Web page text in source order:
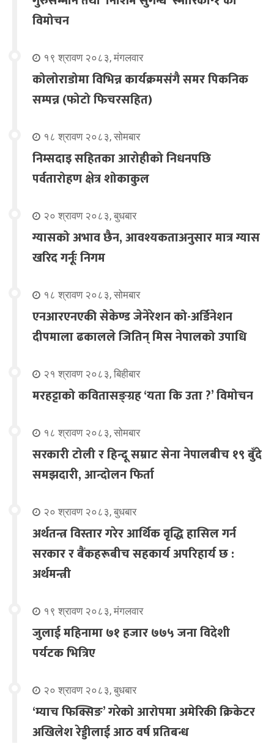
विमोचन
१९ श्रावण २०८३, मंगलवार
कोलोराडोमा विभिन्न कार्यक्रमसंगै समर पिकनिक
सम्पन्न (फोटो फिचरसहित)
१८ श्रावण २०८३, सोमबार
निम्सदाइ सहितका आरोहीको निधनपछि
पर्वतारोहण क्षेत्र शोकाकुल
२० श्रावण २०८३, बुधबार
ग्यासको अभाव छैन, आवश्यकताअनुसार मात्र ग्यास
खरिद गर्नूः निगम
१८ श्रावण २०८३, सोमबार
एनआरएनएकी सेकेण्ड जेनेरेशन को-अर्डिनेशन
दीपमाला ढकालले जितिन् मिस नेपालको उपाधि
२१ श्रावण २०८३, बिहीबार
मरहट्टाको कवितासङ्ग्रह ‘यता कि उता ?’ विमोचन
१८ श्रावण २०८३, सोमबार
सरकारी टोली र हिन्दू सम्राट सेना नेपालबीच १९ बुँदे
समझदारी, आन्दोलन फिर्ता
२० श्रावण २०८३, बुधबार
अर्थतन्त्र विस्तार गरेर आर्थिक वृद्धि हासिल गर्न
सरकार र बैंकहरूबीच सहकार्य अपरिहार्य छ :
अर्थमन्त्री
१९ श्रावण २०८३, मंगलवार
जुलाई महिनामा ७१ हजार ७७५ जना विदेशी
पर्यटक भित्रिए
२० श्रावण २०८३, बुधबार
‘म्याच फिक्सिङ’ गरेको आरोपमा अमेरिकी क्रिकेटर
अखिलेश रेड्डीलाई आठ वर्ष प्रतिबन्ध